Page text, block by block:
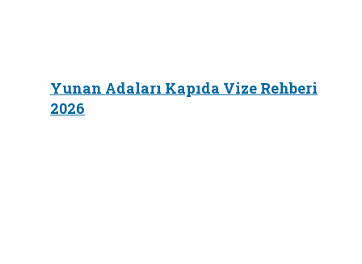
Yunan Adaları Kapıda Vize Rehberi
2026